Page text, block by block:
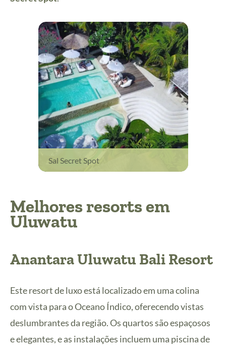
Sal Secret Spot
Melhores resorts em
Uluwatu
Anantara Uluwatu Bali Resort
Este resort de luxo está localizado em uma colina
com vista para o Oceano Índico, oferecendo vistas
deslumbrantes da região. Os quartos são espaçosos
e elegantes, e as instalações incluem uma piscina de